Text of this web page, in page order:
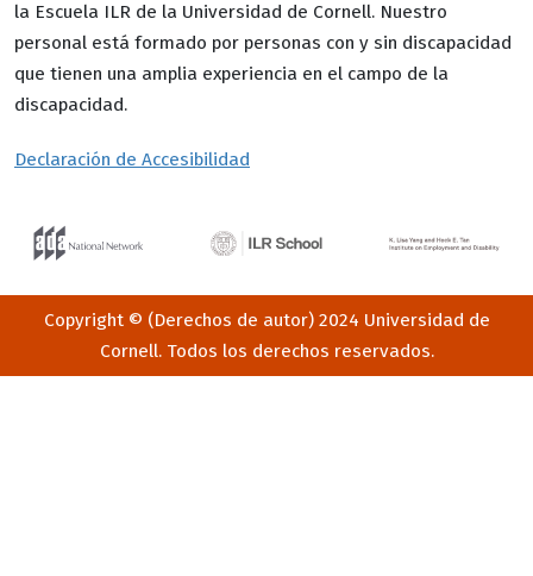
la Escuela ILR de la Universidad de Cornell. Nuestro
personal está formado por personas con y sin discapacidad
que tienen una amplia experiencia en el campo de la
discapacidad.
Declaración de Accesibilidad
Copyright © (Derechos de autor) 2024 Universidad de
Cornell. Todos los derechos reservados.